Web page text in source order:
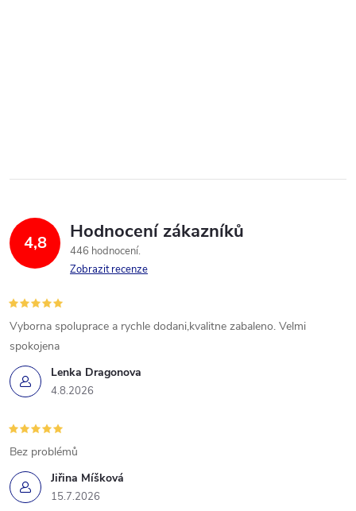
4,8 Hodnocení zákazníků
446 hodnocení
Zobrazit recenze
Lenka Dragonova
4.8.2026
Vyborna spoluprace a rychle dodani,kvalitne zabaleno. Velmi
spokojena
Jiřina Míšková
15.7.2026
Bez problémů